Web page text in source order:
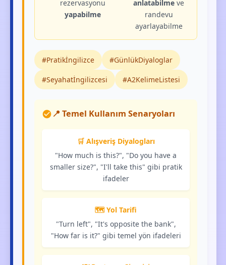
rezervasyonu
yapabilme
anlatabilme ve
randevu
ayarlayabilme
#Pratikİngilizce #GünlükDiyaloglar
#Seyahatİngilizcesi #A2KelimeListesi
📍 Temel Kullanım Senaryoları
🛒 Alışveriş Diyalogları
"How much is this?", "Do you have a
smaller size?", "I'll take this" gibi pratik
ifadeler
🗺️ Yol Tarifi
"Turn left", "It's opposite the bank",
"How far is it?" gibi temel yön ifadeleri